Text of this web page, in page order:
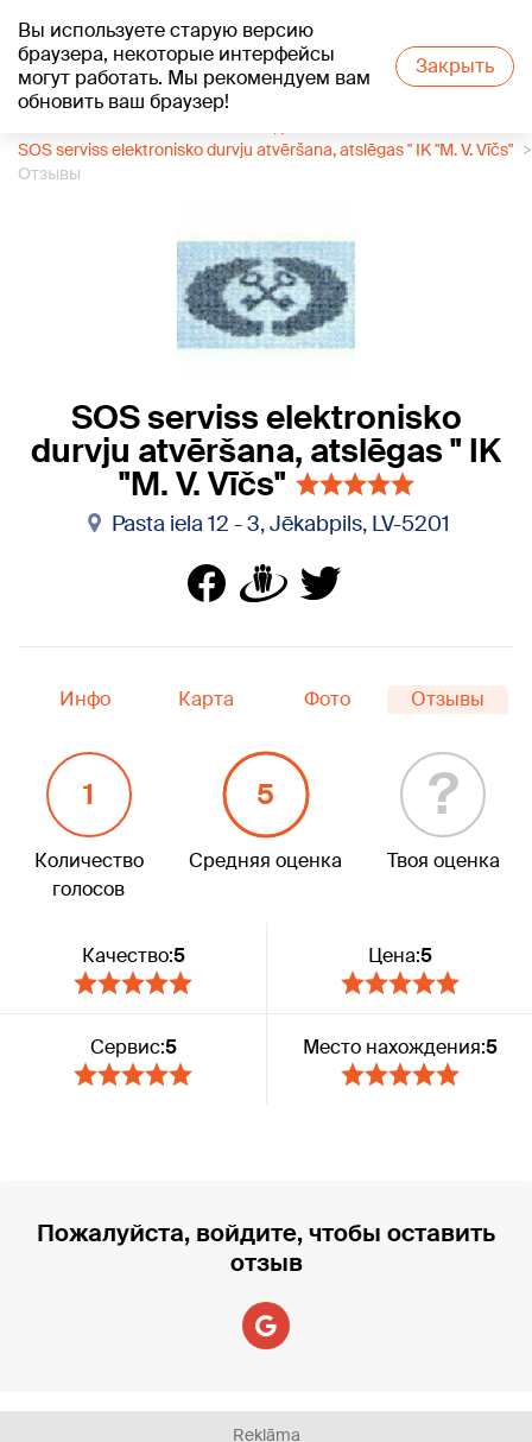
Вы используете старую версию
браузера, некоторые интерфейсы
могут работать. Мы рекомендуем вам
обновить ваш браузер!
Закрыть
+25°C
SOS serviss elektronisko durvju atvēršana, atslēgas " IK "M. V. Vīčs"
Отзывы
SOS serviss elektronisko
durvju atvēršana, atslēgas " IK
"M. V. Vīčs"
Pasta iela 12 - 3, Jēkabpils, LV-5201
Инфо Карта Фото Отзывы
1
Количество
голосов
5
Средняя оценка
?
Твоя оценка
Качество:5 Цена:5
Сервис:5 Место нахождения:5
Пожалуйста, войдите, чтобы оставить
отзыв
Reklāma